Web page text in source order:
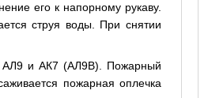
его к напорному рукаву.
струя воды. При снятии
АЛ9 и АК7 (АЛ9В). Пожарный
пожарная оплечка